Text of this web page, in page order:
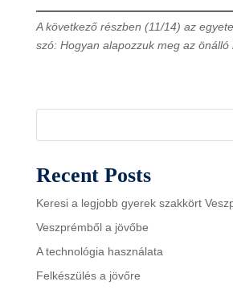
A következő részben (11/14) az
szó: Hogyan alapozzuk meg az önálló
Recent Posts
Keresi a legjobb gyerek szakkört
Veszprémből a jövőbe
A technológia használata
Felkészülés a jövőre